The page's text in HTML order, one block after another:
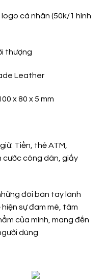
cá nhân (50k/1 hình
thượng
Leather
x 80 x 5 mm
Tiền, thẻ ATM,
cước công dân, giấy
đôi bàn tay lành
sự đam mê, tâm
của mình, mang đến
dùng